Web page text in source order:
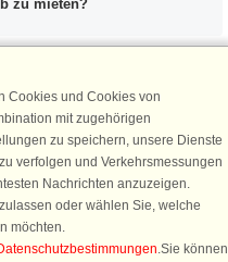
zu mieten?
Fans an
von 25 €für Ihren nächsten
für den DanCenter Newsletter
Gewinnspiele und
Cookies und Cookies von
mit zugehörigen
zu speichern, unsere Dienste
verfolgen und Verkehrsmessungen
Nachrichten anzuzeigen.
oder wählen Sie, welche
möchten.
.Sie können